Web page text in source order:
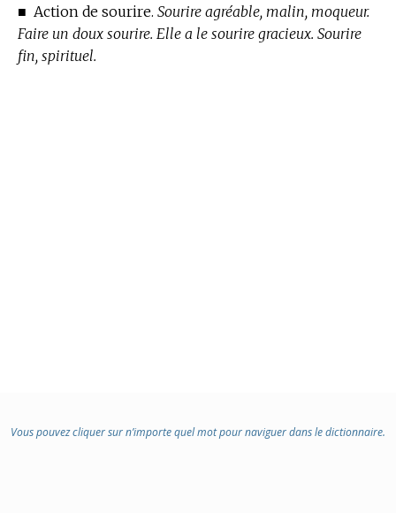
■ Action de sourire. Sourire agréable, malin, moqueur.
Faire un doux sourire. Elle a le sourire gracieux. Sourire
fin, spirituel.
Vous pouvez cliquer sur n’importe quel mot pour naviguer dans le dictionnaire.